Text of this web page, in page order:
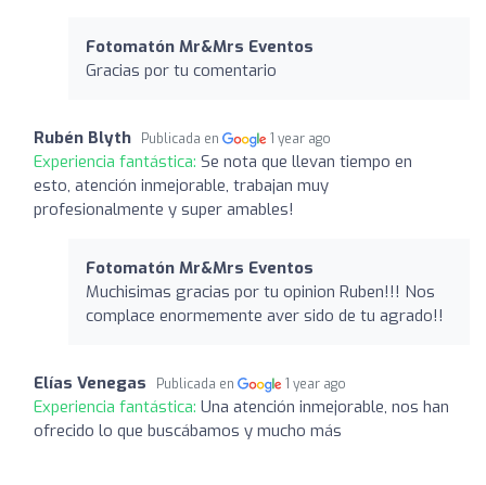
Fotomatón Mr&Mrs Eventos
Gracias por tu comentario
Rubén Blyth Publicada en 1 year ago
Experiencia fantástica: Se nota que llevan tiempo en
esto, atención inmejorable, trabajan muy
profesionalmente y super amables!
Fotomatón Mr&Mrs Eventos
Muchisimas gracias por tu opinion Ruben!!! Nos
complace enormemente aver sido de tu agrado!!
Elías Venegas Publicada en 1 year ago
Experiencia fantástica: Una atención inmejorable, nos han
ofrecido lo que buscábamos y mucho más